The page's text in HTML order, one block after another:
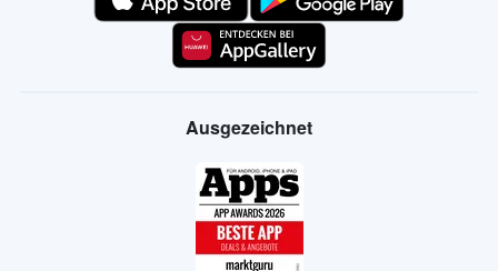
Ausgezeichnet